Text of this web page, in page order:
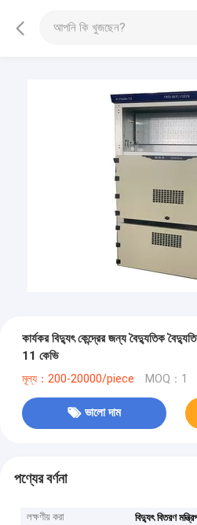
কার্যকর বিদ্যুৎ কেন্দ্রের জন্য বৈদ্যুতিক
11 কেভি
মূল্য：200-20000/piece MOQ：1
ভালো দাম
পণ্যের বর্ণনা
লক্ষণীয় করা বিদ্যুৎ বিতরণ